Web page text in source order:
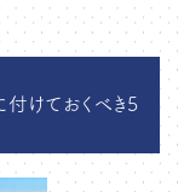
けておくべき5